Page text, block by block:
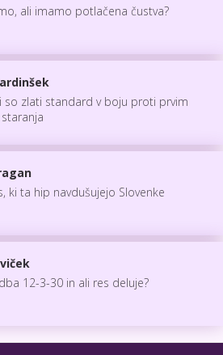
ali imamo potlačena čustva?
so zlati standard v boju proti prvim
ki ta hip navdušujejo Slovenke
12-3-30 in ali res deluje?